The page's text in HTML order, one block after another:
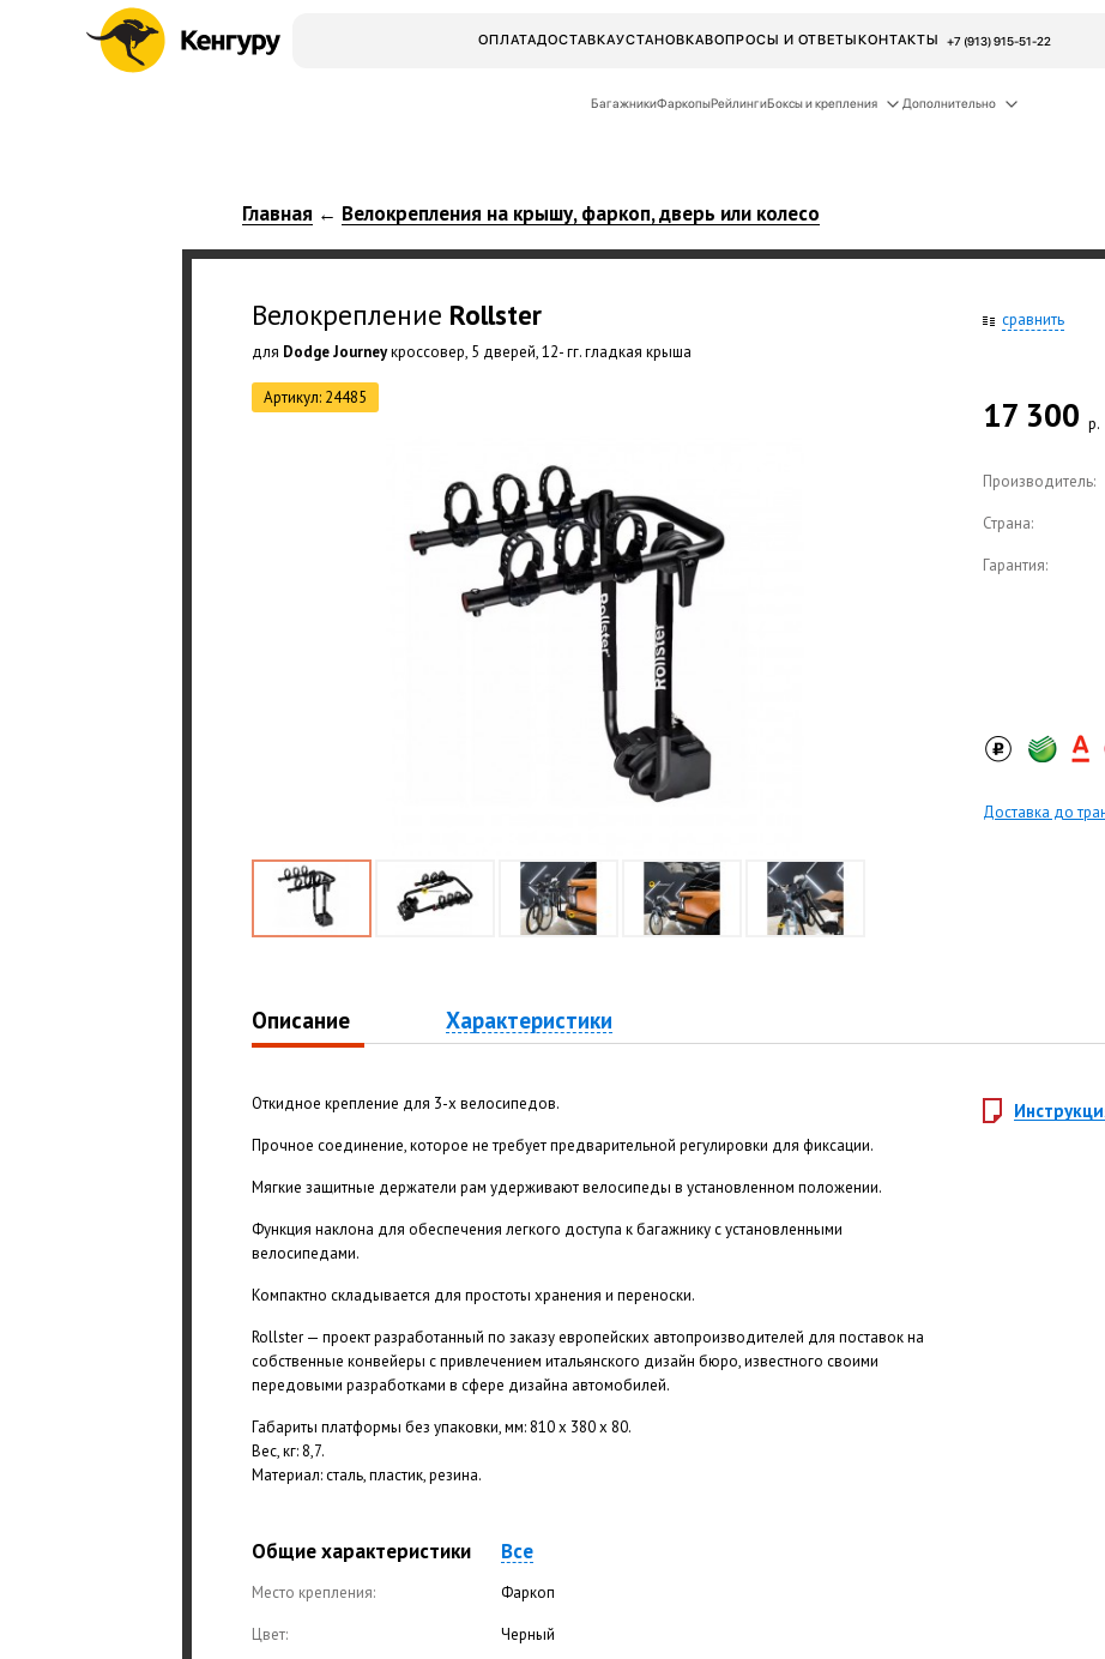
ОПЛАТАДОСТАВКАУСТАНОВКАВОПРОСЫ И ОТВЕТЫКОНТАКТЫ +7 (913) 915-51-22
БагажникиФаркопыРейлингиБоксы и крепления Дополнительно
Главная ← Велокрепления на крышу, фаркоп, дверь или колесо
Велокрепление Rollster
для Dodge Journeyкроссовер, 5 дверей, 12- гг. гладкая крыша
Артикул: 24485
сравнить
17 300 р.
Производитель:
Страна:
Гарантия:
Доставка до
Описание Характеристики
Откидное крепление для 3-х велосипедов.
Прочное соединение, которое не требует предварительной регулировки для фиксации.
Мягкие защитные держатели рам удерживают велосипеды в установленном положении.
Функция наклона для обеспечения легкого доступа к багажнику с установленными
велосипедами.
Компактно складывается для простоты хранения и переноски.
Rollster — проект разработанный по заказу европейских автопроизводителей для поставок на
собственные конвейеры с привлечением итальянского дизайн бюро, известного своими
передовыми разработками в сфере дизайна автомобилей.
Габариты платформы без упаковки, мм: 810 х 380 х 80.
Вес, кг: 8,7.
Материал: сталь, пластик, резина.
Общие характеристики Все
Место крепления: Фаркоп
Цвет: Черный